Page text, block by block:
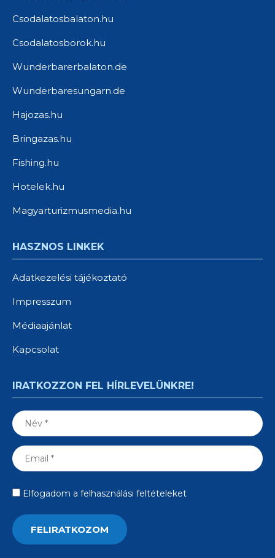
Csodalatosbalaton.hu
Csodalatosborok.hu
Wunderbarerbalaton.de
Wunderbaresungarn.de
Hajozas.hu
Bringazas.hu
Fishing.hu
Hotelek.hu
Magyarturizmusmedia.hu
HASZNOS LINKEK
Adatkezelési tájékoztató
Impresszum
Médiaajánlat
Kapcsolat
IRATKOZZON FEL HÍRLEVELÜNKRE!
Elfogadom a felhasználási feltételeket